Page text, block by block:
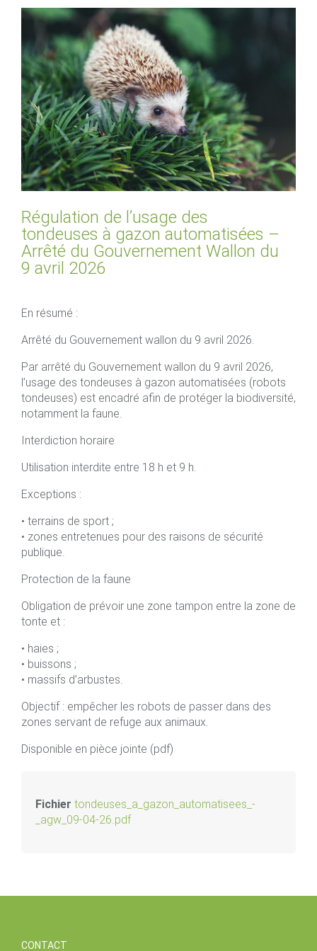
Régulation de l’usage des
tondeuses à gazon automatisées –
Arrêté du Gouvernement Wallon du
9 avril 2026
En résumé :
Arrêté du Gouvernement wallon du 9 avril 2026.
Par arrêté du Gouvernement wallon du 9 avril 2026,
l’usage des tondeuses à gazon automatisées (robots
tondeuses) est encadré afin de protéger la biodiversité,
notamment la faune.
Interdiction horaire
Utilisation interdite entre 18 h et 9 h.
Exceptions :
• terrains de sport ;
• zones entretenues pour des raisons de sécurité
publique.
Protection de la faune
Obligation de prévoir une zone tampon entre la zone de
tonte et :
• haies ;
• buissons ;
• massifs d’arbustes.
Objectif : empêcher les robots de passer dans des
zones servant de refuge aux animaux.
Disponible en pièce jointe (pdf)
Fichier tondeuses_a_gazon_automatisees_-
_agw_09-04-26.pdf
CONTACT